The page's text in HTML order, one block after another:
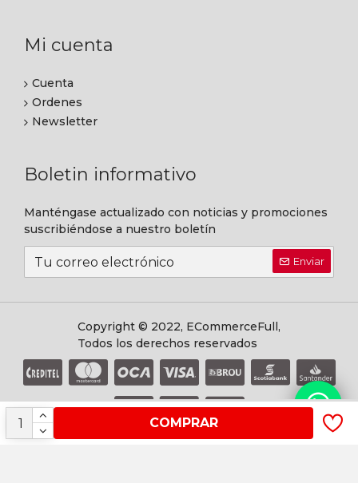
COMPRAR
Mi cuenta
Cuenta
Ordenes
Newsletter
Boletin informativo
Manténgase actualizado con noticias y promociones
suscribiéndose a nuestro boletín
Enviar
Copyright © 2022, ECommerceFull,
Todos los derechos reservados